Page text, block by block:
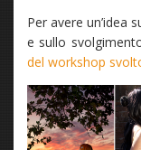
Per avere un’idea
e sullo
del workshop